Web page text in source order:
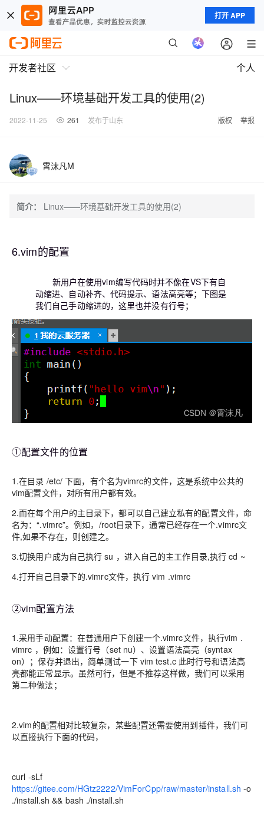
打开 APP
开发者社区 个人
Linux——环境基础开发工具的使用(2)
2022-11-25 261 发布于山东 版权 举报
霄沫凡M
简介： Linux——环境基础开发工具的使用(2)
6.vim的配置
新用户在使用vim编写代码时并不像在VS下有自
动缩进、自动补齐、代码提示、语法高亮等；下图是
我们自己手动缩进的，这里也并没有行号；
①配置文件的位置
1.在目录 /etc/ 下面，有个名为vimrc的文件，这是系统中公共的
vim配置文件，对所有用户都有效。
2.而在每个用户的主目录下，都可以自己建立私有的配置文件，命
名为：“.vimrc”。例如，/root目录下，通常已经存在一个.vimrc文
件,如果不存在，则创建之。
3.切换用户成为自己执行 su ，进入自己的主工作目录,执行 cd ~
4.打开自己目录下的.vimrc文件，执行 vim .vimrc
②vim配置方法
1.采用手动配置：在普通用户下创建一个.vimrc文件，执行vim .
vimrc ，例如：设置行号（set nu）、设置语法高亮（syntax
on）；保存并退出，简单测试一下 vim test.c 此时行号和语法高
亮都能正常显示。虽然可行，但是不推荐这样做，我们可以采用
第二种做法；
2.vim的配置相对比较复杂，某些配置还需要使用到插件，我们可
以直接执行下面的代码，
curl -sLf
https://gitee.com/HGtz2222/VimForCpp/raw/master/install.sh -o
./install.sh && bash ./install.sh